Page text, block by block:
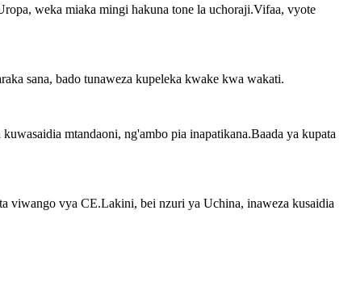
weka miaka mingi hakuna tone la uchoraji.Vifaa, vyote
sana, bado tunaweza kupeleka kwake kwa wakati.
mtandaoni, ng'ambo pia inapatikana.Baada ya kupata
viwango vya CE.Lakini, bei nzuri ya Uchina, inaweza kusaidia